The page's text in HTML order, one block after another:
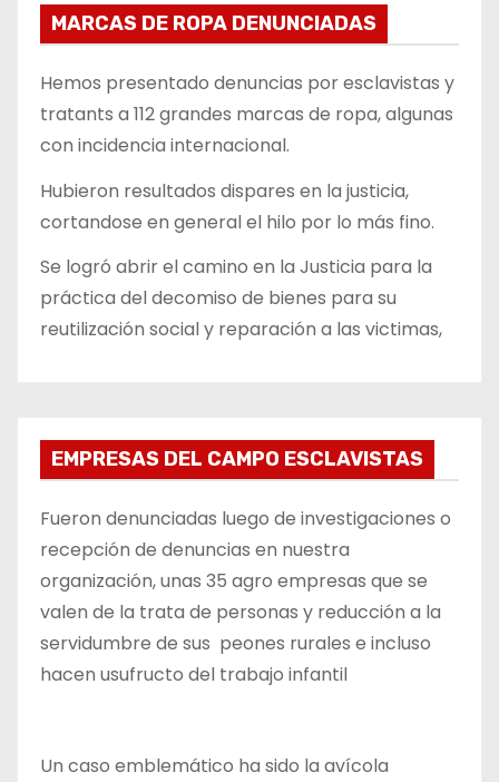
MARCAS DE ROPA DENUNCIADAS
Hemos presentado denuncias por esclavistas y
tratants a 112 grandes marcas de ropa, algunas
con incidencia internacional.
Hubieron resultados dispares en la justicia,
cortandose en general el hilo por lo más fino.
Se logró abrir el camino en la Justicia para la
práctica del decomiso de bienes para su
reutilización social y reparación a las victimas,
EMPRESAS DEL CAMPO ESCLAVISTAS
Fueron denunciadas luego de investigaciones o
recepción de denuncias en nuestra
organización, unas 35 agro empresas que se
valen de la trata de personas y reducción a la
servidumbre de sus peones rurales e incluso
hacen usufructo del trabajo infantil
Un caso emblemático ha sido la avícola